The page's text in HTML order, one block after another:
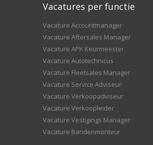
Vacatures per functie
Vacature Accountmanager
Vacature Aftersales Manager
Vacature APK Keurmeester
Vacature Autotechnicus
Vacature Fleetsales Manager
Vacature Service Adviseur
Vacature Verkoopadviseur
Vacature Verkoopleider
Vacature Vestigings Manager
Vacature Bandenmonteur